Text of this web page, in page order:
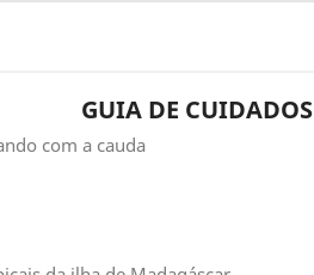
GUIA DE CUIDADOS
com a cauda